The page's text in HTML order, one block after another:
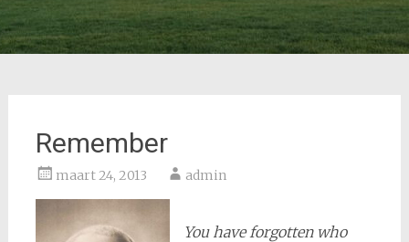
Remember
maart 24, 2013 admin
You have forgotten who